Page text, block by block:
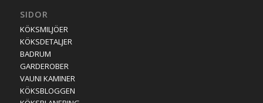
SIDOR
KÖKSMILJÖER
KÖKSDETALJER
BADRUM
GARDEROBER
VAUNI KAMINER
KÖKSBLOGGEN